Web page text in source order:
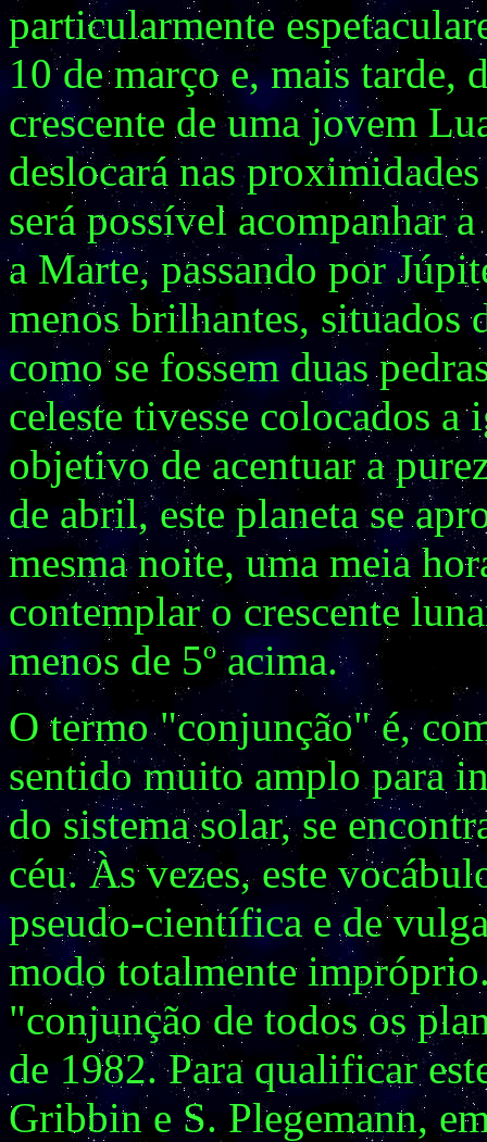
particularmente
10 de março e, mais tarde,
crescente de uma jovem
deslocará nas
será possível acompanhar
a Marte, passando por
menos brilhantes, situados
como se fossem duas
celeste tivesse colocados
objetivo de acentuar a
de abril, este planeta se
mesma noite, uma meia
contemplar o crescente
menos de 5º acima.
O termo "conjunção" é,
sentido muito amplo para
do sistema solar, se
céu. Às vezes, este
pseudo-científica e de
modo totalmente
"conjunção de todos os
de 1982. Para qualificar
Gribbin e S. Plegemann,